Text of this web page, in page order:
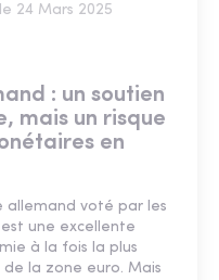
24 Mars 2025
: un soutien
mais un risque
en
allemand voté par les
une excellente
à la fois la plus
la zone euro. Mais